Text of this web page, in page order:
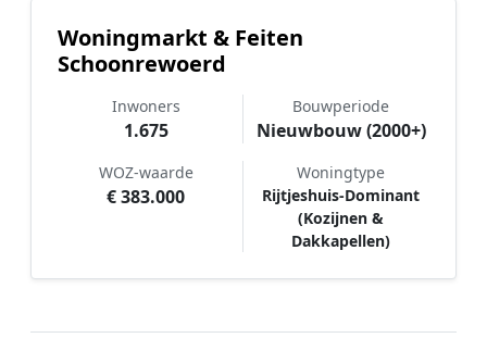
Woningmarkt & Feiten
Schoonrewoerd
Inwoners
1.675
Bouwperiode
Nieuwbouw (2000+)
WOZ-waarde
€ 383.000
Woningtype
Rijtjeshuis-Dominant
(Kozijnen &
Dakkapellen)